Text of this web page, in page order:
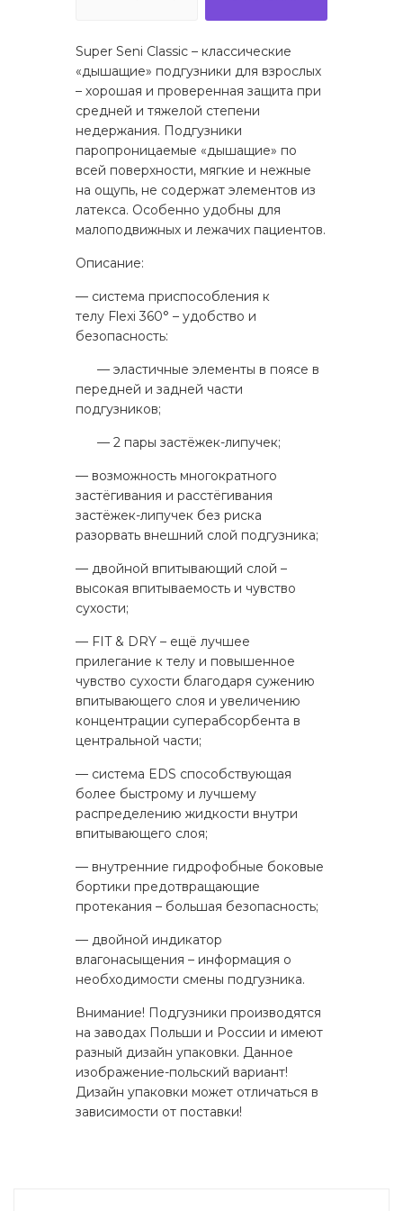
Super Seni Classic – классические
«дышащие» подгузники для взрослых
– хорошая и проверенная защита при
средней и тяжелой степени
недержания. Подгузники
паропроницаемые «дышащие» по
всей поверхности, мягкие и нежные
на ощупь, не содержат элементов из
латекса. Особенно удобны для
малоподвижных и лежачих пациентов.
Описание:
— система приспособления к
телу Flexi 360° – удобство и
безопасность:
— эластичные элементы в поясе в
передней и задней части
подгузников;
— 2 пары застёжек-липучек;
— возможность многократного
застёгивания и расстёгивания
застёжек-липучек без риска
разорвать внешний слой подгузника;
— двойной впитывающий слой –
высокая впитываемость и чувство
сухости;
— FIT & DRY – ещё лучшее
прилегание к телу и повышенное
чувство сухости благодаря сужению
впитывающего слоя и увеличению
концентрации суперабсорбента в
центральной части;
— система EDS способствующая
более быстрому и лучшему
распределению жидкости внутри
впитывающего слоя;
— внутренние гидрофобные боковые
бортики предотвращающие
протекания – большая безопасность;
— двойной индикатор
влагонасыщения – информация о
необходимости смены подгузника.
Внимание! Подгузники производятся
на заводах Польши и России и имеют
разный дизайн упаковки. Данное
изображение-польский вариант!
Дизайн упаковки может отличаться в
зависимости от поставки!